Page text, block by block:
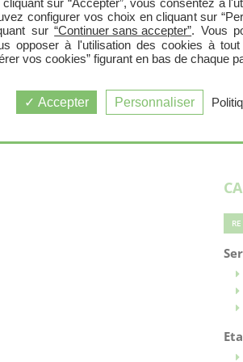
les
configurer vos choix en cliquant sur
sur“Continuer sans accepter”. Vous
opposer à l'utilisation des cookies à
vos cookies” figurant en bas de chaque
Accepter Personnaliser